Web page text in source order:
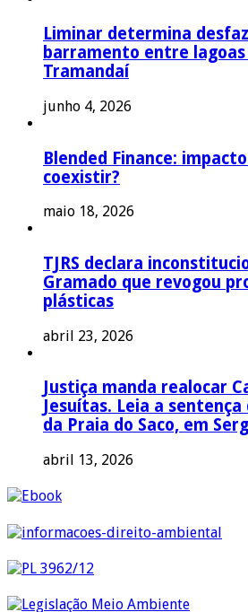
Liminar determina
barramento entre lagoas
Tramandaí
junho 4, 2026
Blended Finance:
coexistir?
maio 18, 2026
TJRS declara
Gramado que revogou
plásticas
abril 23, 2026
Justiça manda realocar
Jesuítas. Leia a
da Praia do Saco, em
abril 13, 2026